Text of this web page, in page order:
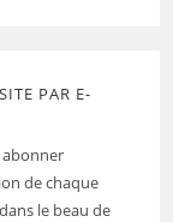
PAR E-
abonner
de chaque
le beau de